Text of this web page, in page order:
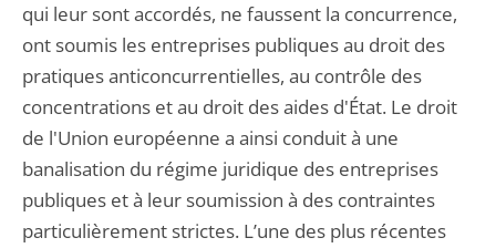
qui leur sont accordés, ne faussent la concurrence,
ont soumis les entreprises publiques au droit des
pratiques anticoncurrentielles, au contrôle des
concentrations et au droit des aides d'État. Le droit
de l'Union européenne a ainsi conduit à une
banalisation du régime juridique des entreprises
publiques et à leur soumission à des contraintes
particulièrement strictes. L’une des plus récentes